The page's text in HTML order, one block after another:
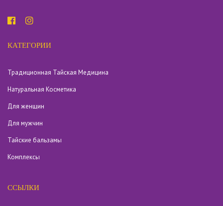
КАТЕГОРИИ
Традиционная Тайская Медицина
Натуральная Косметика
Для женщин
Для мужчин
Тайские бальзамы
Комплексы
ССЫЛКИ